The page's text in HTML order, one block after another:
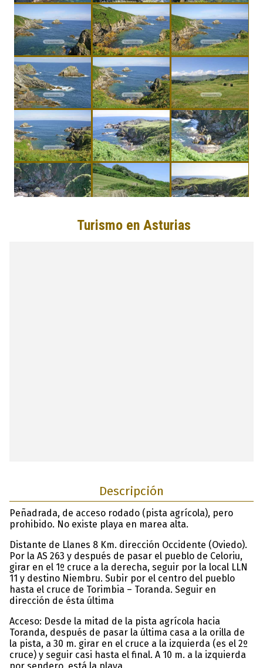
Descripción
Peñadrada, de acceso rodado (pista agrícola), pero
prohibido. No existe playa en marea alta.
Distante de Llanes 8 Km. dirección Occidente (Oviedo).
Por la AS 263 y después de pasar el pueblo de Celoriu,
girar en el 1º cruce a la derecha, seguir por la local LLN
11 y destino Niembru. Subir por el centro del pueblo
hasta el cruce de Torimbia – Toranda. Seguir en
dirección de ésta última
Acceso: Desde la mitad de la pista agrícola hacia
Toranda, después de pasar la última casa a la orilla de
la pista, a 30 m. girar en el cruce a la izquierda (es el 2º
cruce) y seguir casi hasta el final. A 10 m. a la izquierda
por sendero, está la playa.